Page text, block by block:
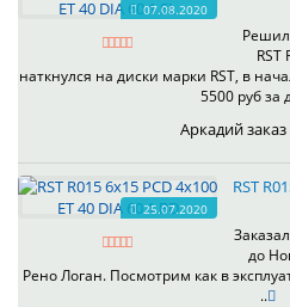
07.08.2020
Решил
наткнулся на диски марки RST, в
5500 руб за
Аркадий
25.07.2020
RST
до
Рено Логан. Посмотрим как в
..